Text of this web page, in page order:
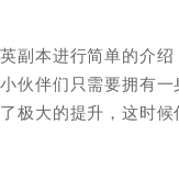
副本进行简单的介
伙伴们只需要拥有
极大的提升，这时